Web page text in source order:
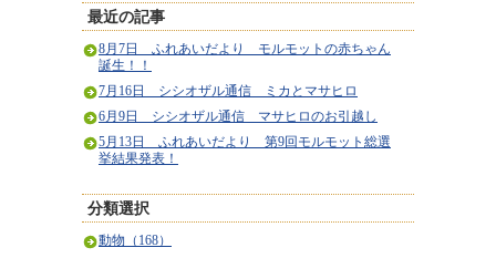
最近の記事
8月7日 ふれあいだより モルモットの赤ちゃん
誕生！！
7月16日 シシオザル通信 ミカとマサヒロ
6月9日 シシオザル通信 マサヒロのお引越し
5月13日 ふれあいだより 第9回モルモット総選
挙結果発表！
分類選択
動物（168）